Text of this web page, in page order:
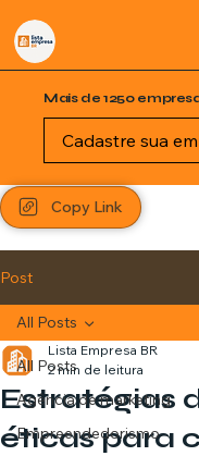
Mais de 1250
Cadastre sua
Copy Link
Post
All Posts
Agência de marketing
Empreendedorismo
All Posts
Estratégias
éticas para
Lista Empresa BR
2 min de leitura